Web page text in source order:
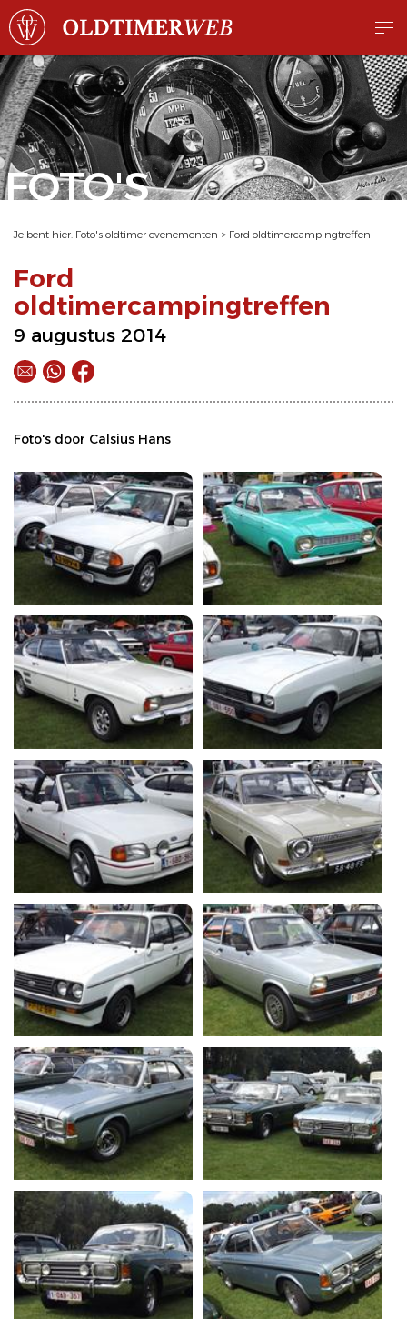
FOTO'S
Je bent hier: Foto's oldtimer evenementen > Ford oldtimercampingtreffen
Ford
oldtimercampingtreffen
9 augustus 2014
Foto's door Calsius Hans